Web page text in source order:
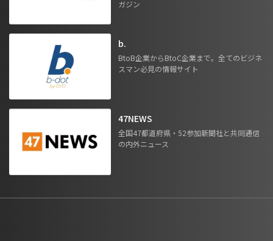
ガジン
b.
BtoB企業からBtoC企業まで。全てのビジネ
スマン必見の情報サイト
47NEWS
全国47都道府県・52参加新聞社と共同通信
の内外ニュース